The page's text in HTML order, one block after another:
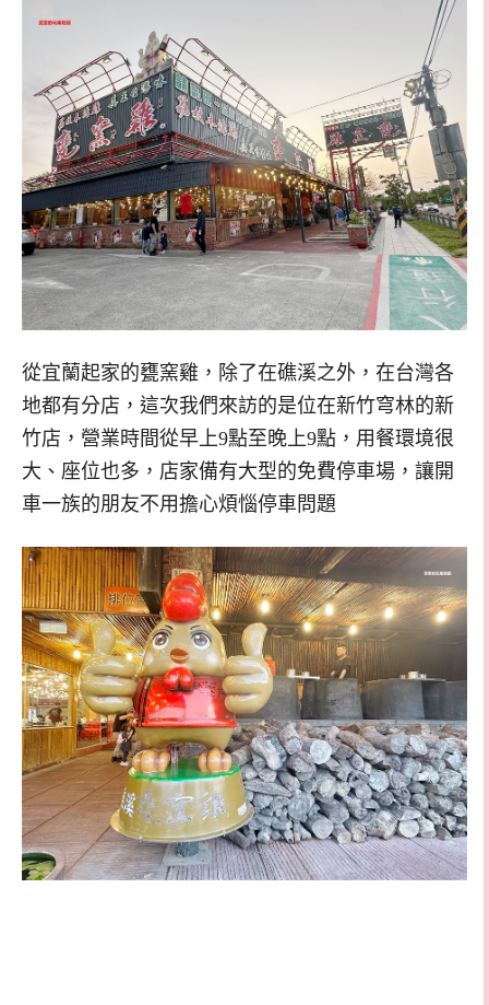
從宜蘭起家的甕窯雞，除了在礁溪之外，在台灣各
地都有分店，這次我們來訪的是位在新竹穹林的新
竹店，營業時間從早上9點至晚上9點，用餐環境很
大、座位也多，店家備有大型的免費停車場，讓開
車一族的朋友不用擔心煩惱停車問題